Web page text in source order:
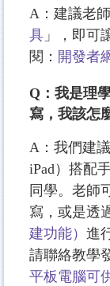
A：建議老
具 」，即可
閱： 開發者
Q：我是理
寫，我該怎
A：我們建
iPad）搭配
同學。老師
寫，或是透
建功能） 進
請聯絡教學
平板電腦可